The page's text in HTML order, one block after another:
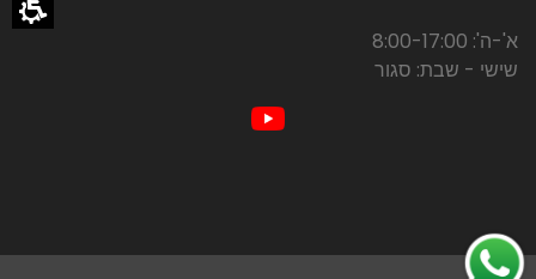
א'-ה': 8:00-17:00
שישי - שבת: סגור